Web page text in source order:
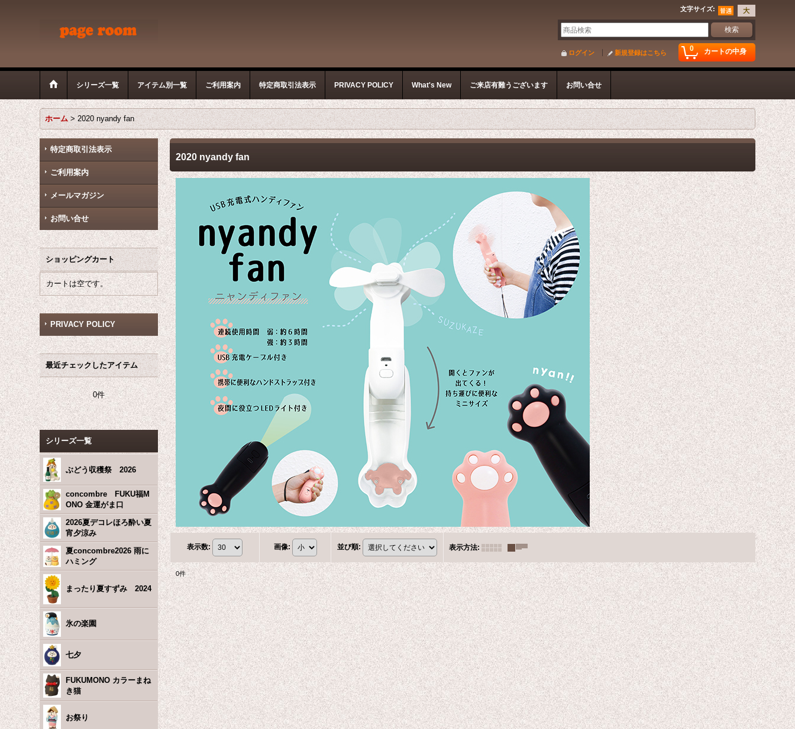
文字サイズ:
0 カートの中身
ログイン 新規登録はこちら
シリーズ一覧 アイテム別一覧 ご利用案内 特定商取引法表示 PRIVACY POLICY What's New ご来店有難うございます お問い合せ
ホーム > 2020 nyandy fan
特定商取引法表示
ご利用案内
メールマガジン
お問い合せ
ショッピングカート
カートは空です。
PRIVACY POLICY
最近チェックしたアイテム
0件
シリーズ一覧
ぶどう収穫祭 2026
concombre FUKU福M
ONO 金運がま口
2026夏デコレほろ酔い夏
宵夕涼み
夏concombre2026 雨に
ハミング
まったり夏すずみ 2024
氷の楽園
七夕
FUKUMONO カラーまね
き猫
お祭り
2020 nyandy fan
表示数: 画像: 並び順: 表示方法:
0件